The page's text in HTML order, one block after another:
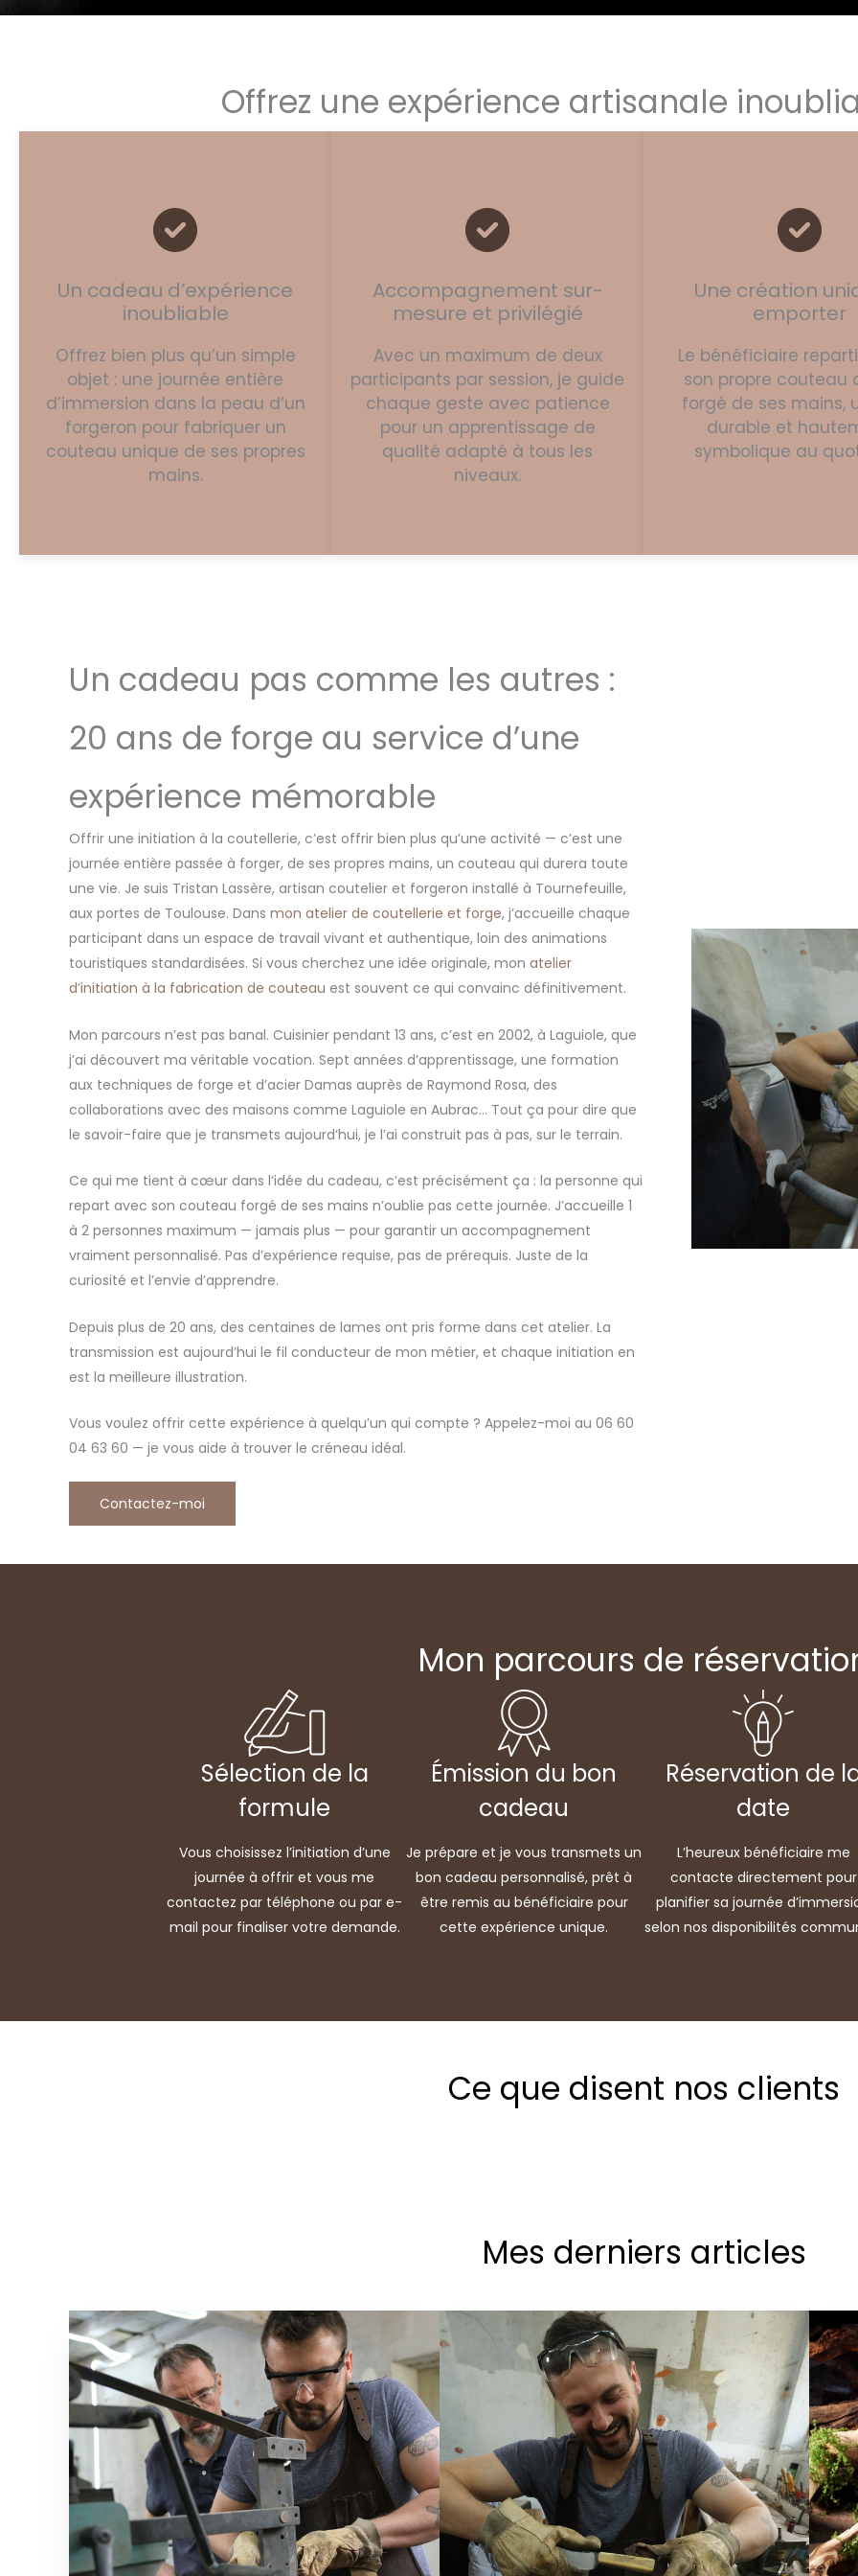
Offrez une expérience artisanale
Un cadeau d’expérience
inoubliable
Offrez bien plus qu’un simple
objet : une journée entière
d’immersion dans la peau d’un
forgeron pour fabriquer un
couteau unique de ses propres
mains.
Accompagnement sur-
mesure et privilégié
Avec un maximum de deux
participants par session, je guide
chaque geste avec patience
pour un apprentissage de
qualité adapté à tous les
niveaux.
Une création
emporter
Le bénéficiaire
son propre couteau
forgé de ses mains,
durable et
symbolique au
Un cadeau pas comme les autres :
20 ans de forge au service d’une
expérience mémorable
Offrir une initiation à la coutellerie, c’est offrir bien plus qu’une activité — c’est une
journée entière passée à forger, de ses propres mains, un couteau qui durera toute
une vie. Je suis Tristan Lassère, artisan coutelier et forgeron installé à Tournefeuille,
aux portes de Toulouse. Dans mon atelier de coutellerie et forge, j’accueille chaque
participant dans un espace de travail vivant et authentique, loin des animations
touristiques standardisées. Si vous cherchez une idée originale, mon atelier
d’initiation à la fabrication de couteau est souvent ce qui convainc définitivement.
Mon parcours n’est pas banal. Cuisinier pendant 13 ans, c’est en 2002, à Laguiole, que
j’ai découvert ma véritable vocation. Sept années d’apprentissage, une formation
aux techniques de forge et d’acier Damas auprès de Raymond Rosa, des
collaborations avec des maisons comme Laguiole en Aubrac… Tout ça pour dire que
le savoir-faire que je transmets aujourd’hui, je l’ai construit pas à pas, sur le terrain.
Ce qui me tient à cœur dans l’idée du cadeau, c’est précisément ça : la personne qui
repart avec son couteau forgé de ses mains n’oublie pas cette journée. J’accueille 1
à 2 personnes maximum — jamais plus — pour garantir un accompagnement
vraiment personnalisé. Pas d’expérience requise, pas de prérequis. Juste de la
curiosité et l’envie d’apprendre.
Depuis plus de 20 ans, des centaines de lames ont pris forme dans cet atelier. La
transmission est aujourd’hui le fil conducteur de mon métier, et chaque initiation en
est la meilleure illustration.
Vous voulez offrir cette expérience à quelqu’un qui compte ? Appelez-moi au 06 60
04 63 60 — je vous aide à trouver le créneau idéal.
Contactez-moi
Mon parcours de
Sélection de la
formule
Vous choisissez l’initiation d’une
journée à offrir et vous me
contactez par téléphone ou par e-
mail pour finaliser votre demande.
Émission du bon
cadeau
Je prépare et je vous transmets un
bon cadeau personnalisé, prêt à
être remis au bénéficiaire pour
cette expérience unique.
Réservation de
date
L’heureux bénéficiaire me
contacte directement pour
planifier sa journée
selon nos disponibilités
Ce que disent nos clients
Mes derniers articles